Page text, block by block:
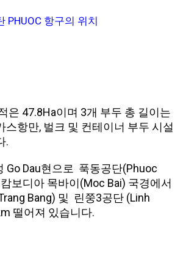
PHUOC 항구의 위치
은 47.8Ha이며 3개 부두 총 길이는
스항만, 벌크 및 컨테이너 부두 시설
.
Go Dau현으로 푹동공단(Phuoc
보디아 목바이(Moc Bai) 국경에서
Bang) 및 린쭝3공단 (Linh
떨어져 있습니다.